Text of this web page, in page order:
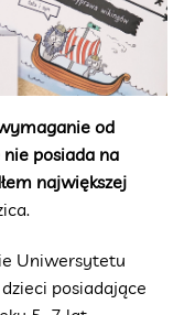
od
posiada na
największej
Uniwersytetu
posiadające